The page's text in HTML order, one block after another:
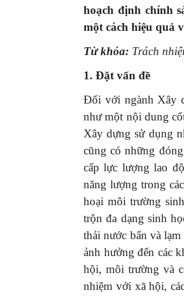
hoạch định chính
một cách hiệu quả
Từ khóa: Trách
1. Đặt vấn đề
Đối với ngành Xây
như một nội dung
Xây dựng sử dụng
cũng có những
cấp lực lượng lao
năng lượng trong
hoại môi trường
trộn đa dạng sinh
thải nước bẩn và
ảnh hưởng đến các
hội, môi trường và
nhiệm với xã hội,